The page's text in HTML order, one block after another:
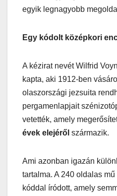
egyik legnagyobb
Egy kódolt középkori
A kézirat nevét Wilfrid
kapta, aki 1912-ben
olaszországi jezsuita
pergamenlapjait
vetették, amely
évek elejéről származik.
Ami azonban igazán
tartalma. A 240 oldalas
kóddal íródott, amely